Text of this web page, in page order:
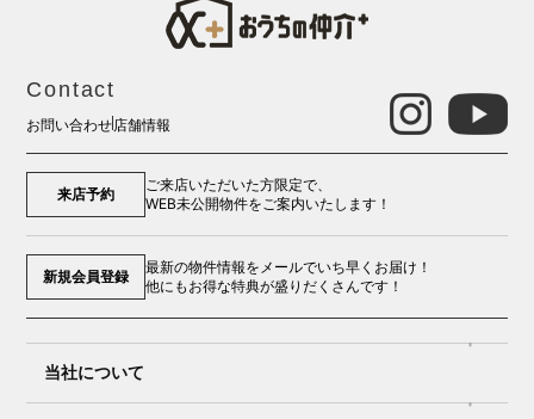
Contact
お問い合わせ 店舗情報
来店予約
ご来店いただいた方限定で、
WEB未公開物件をご案内いたします！
新規会員登録
最新の物件情報をメールでいち早くお届け！
他にもお得な特典が盛りだくさんです！
当社について